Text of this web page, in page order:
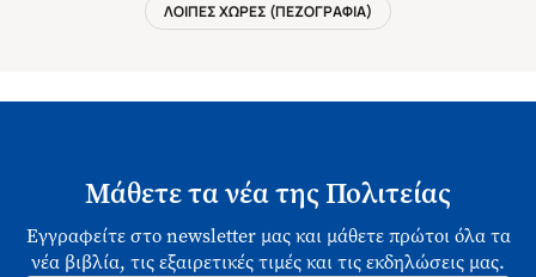
ΛΟΙΠΕΣ ΧΩΡΕΣ (ΠΕΖΟΓΡΑΦΙΑ)
Μάθετε τα νέα της Πολιτείας
Εγγραφείτε στο newsletter μας και μάθετε πρώτοι όλα τα
νέα βιβλία, τις εξαιρετικές τιμές και τις εκδηλώσεις μας.